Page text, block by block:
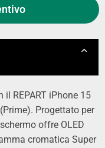
REPART iPhone 15
Progettato per
offre OLED
cromatica Super